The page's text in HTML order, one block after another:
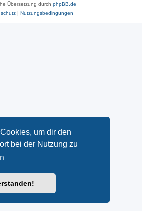
um dir den
bei der Nutzung zu
Übersetzung durch phpBB.de
| Nutzungsbedingungen